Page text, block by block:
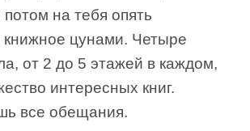
на тебя опять
книжное цунами. Четыре
от 2 до 5 этажей в каждом,
интересных книг.
все обещания.